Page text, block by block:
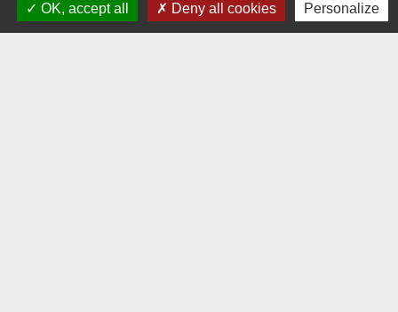
Contacts
OK, accept all
Deny all cookies Personalize